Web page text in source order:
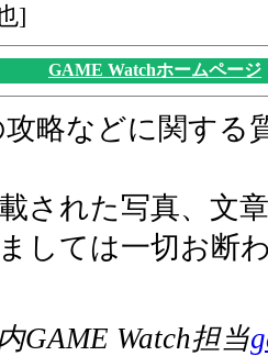
]
GAME Watchホームページ
略などに関する
された写真、文
しては一切お断
GAME Watch担当